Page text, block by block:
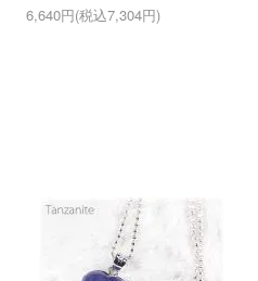
6,640円(税込7,304円)